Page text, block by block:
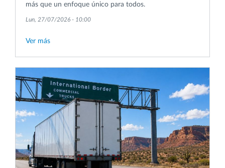
más que un enfoque único para todos.
Lun, 27/07/2026 - 10:00
Ver más